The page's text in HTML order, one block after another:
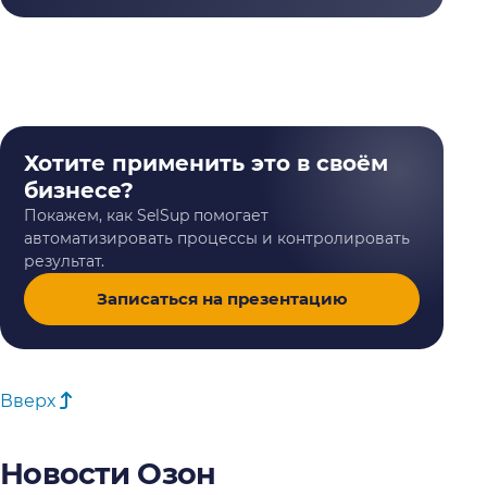
Хотите применить это в своём
бизнесе?
Покажем, как SelSup помогает
автоматизировать процессы и контролировать
результат.
Записаться на презентацию
Вверх
Новости Озон